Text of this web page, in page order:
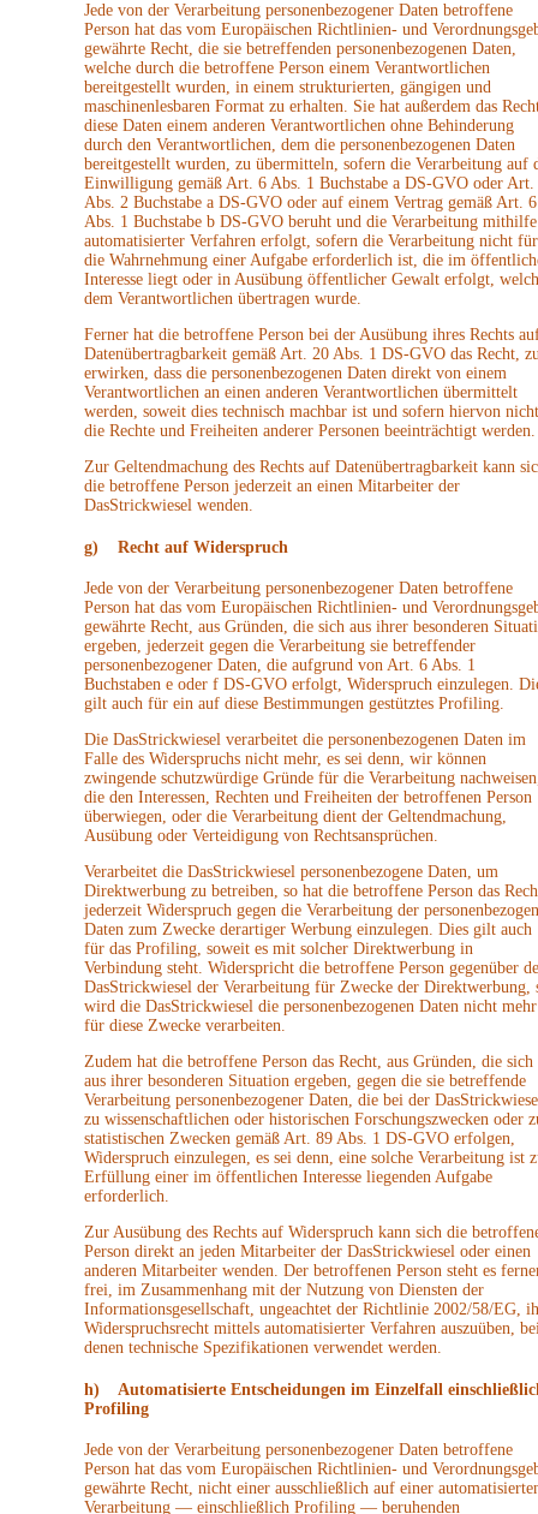
Jede von der Verarbeitung personenbezogener Daten betroffene
Person hat das vom Europäischen Richtlinien- und
gewährte Recht, die sie betreffenden personenbezogenen Daten,
welche durch die betroffene Person einem Verantwortlichen
bereitgestellt wurden, in einem strukturierten, gängigen und
maschinenlesbaren Format zu erhalten. Sie hat außerdem das
diese Daten einem anderen Verantwortlichen ohne Behinderung
durch den Verantwortlichen, dem die personenbezogenen Daten
bereitgestellt wurden, zu übermitteln, sofern die Verarbeitung auf
Einwilligung gemäß Art. 6 Abs. 1 Buchstabe a DS-GVO oder Art.
Abs. 2 Buchstabe a DS-GVO oder auf einem Vertrag gemäß Art. 6
Abs. 1 Buchstabe b DS-GVO beruht und die Verarbeitung mithilfe
automatisierter Verfahren erfolgt, sofern die Verarbeitung nicht für
die Wahrnehmung einer Aufgabe erforderlich ist, die im
Interesse liegt oder in Ausübung öffentlicher Gewalt erfolgt,
dem Verantwortlichen übertragen wurde.
Ferner hat die betroffene Person bei der Ausübung ihres Rechts
Datenübertragbarkeit gemäß Art. 20 Abs. 1 DS-GVO das Recht,
erwirken, dass die personenbezogenen Daten direkt von einem
Verantwortlichen an einen anderen Verantwortlichen übermittelt
werden, soweit dies technisch machbar ist und sofern hiervon nicht
die Rechte und Freiheiten anderer Personen beeinträchtigt werden.
Zur Geltendmachung des Rechts auf Datenübertragbarkeit kann
die betroffene Person jederzeit an einen Mitarbeiter der
DasStrickwiesel wenden.
g) Recht auf Widerspruch
Jede von der Verarbeitung personenbezogener Daten betroffene
Person hat das vom Europäischen Richtlinien- und
gewährte Recht, aus Gründen, die sich aus ihrer besonderen
ergeben, jederzeit gegen die Verarbeitung sie betreffender
personenbezogener Daten, die aufgrund von Art. 6 Abs. 1
Buchstaben e oder f DS-GVO erfolgt, Widerspruch einzulegen.
gilt auch für ein auf diese Bestimmungen gestütztes Profiling.
Die DasStrickwiesel verarbeitet die personenbezogenen Daten im
Falle des Widerspruchs nicht mehr, es sei denn, wir können
zwingende schutzwürdige Gründe für die Verarbeitung
die den Interessen, Rechten und Freiheiten der betroffenen Person
überwiegen, oder die Verarbeitung dient der Geltendmachung,
Ausübung oder Verteidigung von Rechtsansprüchen.
Verarbeitet die DasStrickwiesel personenbezogene Daten, um
Direktwerbung zu betreiben, so hat die betroffene Person das
jederzeit Widerspruch gegen die Verarbeitung der
Daten zum Zwecke derartiger Werbung einzulegen. Dies gilt auch
für das Profiling, soweit es mit solcher Direktwerbung in
Verbindung steht. Widerspricht die betroffene Person gegenüber
DasStrickwiesel der Verarbeitung für Zwecke der Direktwerbung,
wird die DasStrickwiesel die personenbezogenen Daten nicht mehr
für diese Zwecke verarbeiten.
Zudem hat die betroffene Person das Recht, aus Gründen, die sich
aus ihrer besonderen Situation ergeben, gegen die sie betreffende
Verarbeitung personenbezogener Daten, die bei der
zu wissenschaftlichen oder historischen Forschungszwecken oder
statistischen Zwecken gemäß Art. 89 Abs. 1 DS-GVO erfolgen,
Widerspruch einzulegen, es sei denn, eine solche Verarbeitung ist
Erfüllung einer im öffentlichen Interesse liegenden Aufgabe
erforderlich.
Zur Ausübung des Rechts auf Widerspruch kann sich die
Person direkt an jeden Mitarbeiter der DasStrickwiesel oder einen
anderen Mitarbeiter wenden. Der betroffenen Person steht es
frei, im Zusammenhang mit der Nutzung von Diensten der
Informationsgesellschaft, ungeachtet der Richtlinie 2002/58/EG,
Widerspruchsrecht mittels automatisierter Verfahren auszuüben,
denen technische Spezifikationen verwendet werden.
h) Automatisierte Entscheidungen im Einzelfall
Profiling
Jede von der Verarbeitung personenbezogener Daten betroffene
Person hat das vom Europäischen Richtlinien- und
gewährte Recht, nicht einer ausschließlich auf einer
Verarbeitung — einschließlich Profiling — beruhenden